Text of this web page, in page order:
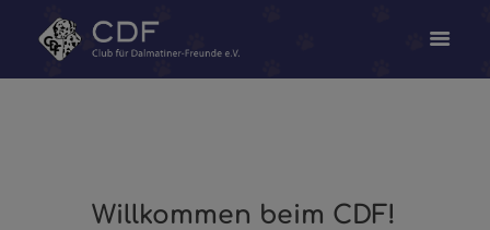
Willkommen beim CDF!